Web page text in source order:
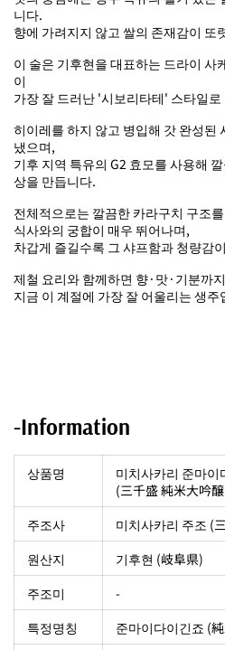
니다.
향에 가려지지 않고 쌀의 존재감이 또
이 술은 기후현을 대표하는 드라이 사
이
가장 잘 드러난 '시보리타테' 스타일
히이레를 하지 않고 병입해 갓 완성된
냈으며,
기후 지역 특유의 G2 효모를 사용해
상을 만듭니다.
전체적으로는 깔끔한 카라구치 구조
식사와의 궁합이 매우 뛰어나며,
차갑게 즐길수록 그 샤프함과 청량감
제철 요리와 함께하면 향·맛·기분까
지금 이 계절에 가장 잘 어울리는 생주
-Information
상품명
미치사카리 준마이
(三千盛 純米大吟
주조사
미치사카리 주조 (
원산지
기후현 (岐阜県)
주조미
-
특정명칭
준마이다이긴죠 (